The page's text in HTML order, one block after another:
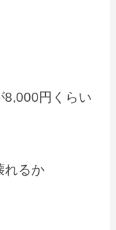
8,000円くらい
れるか